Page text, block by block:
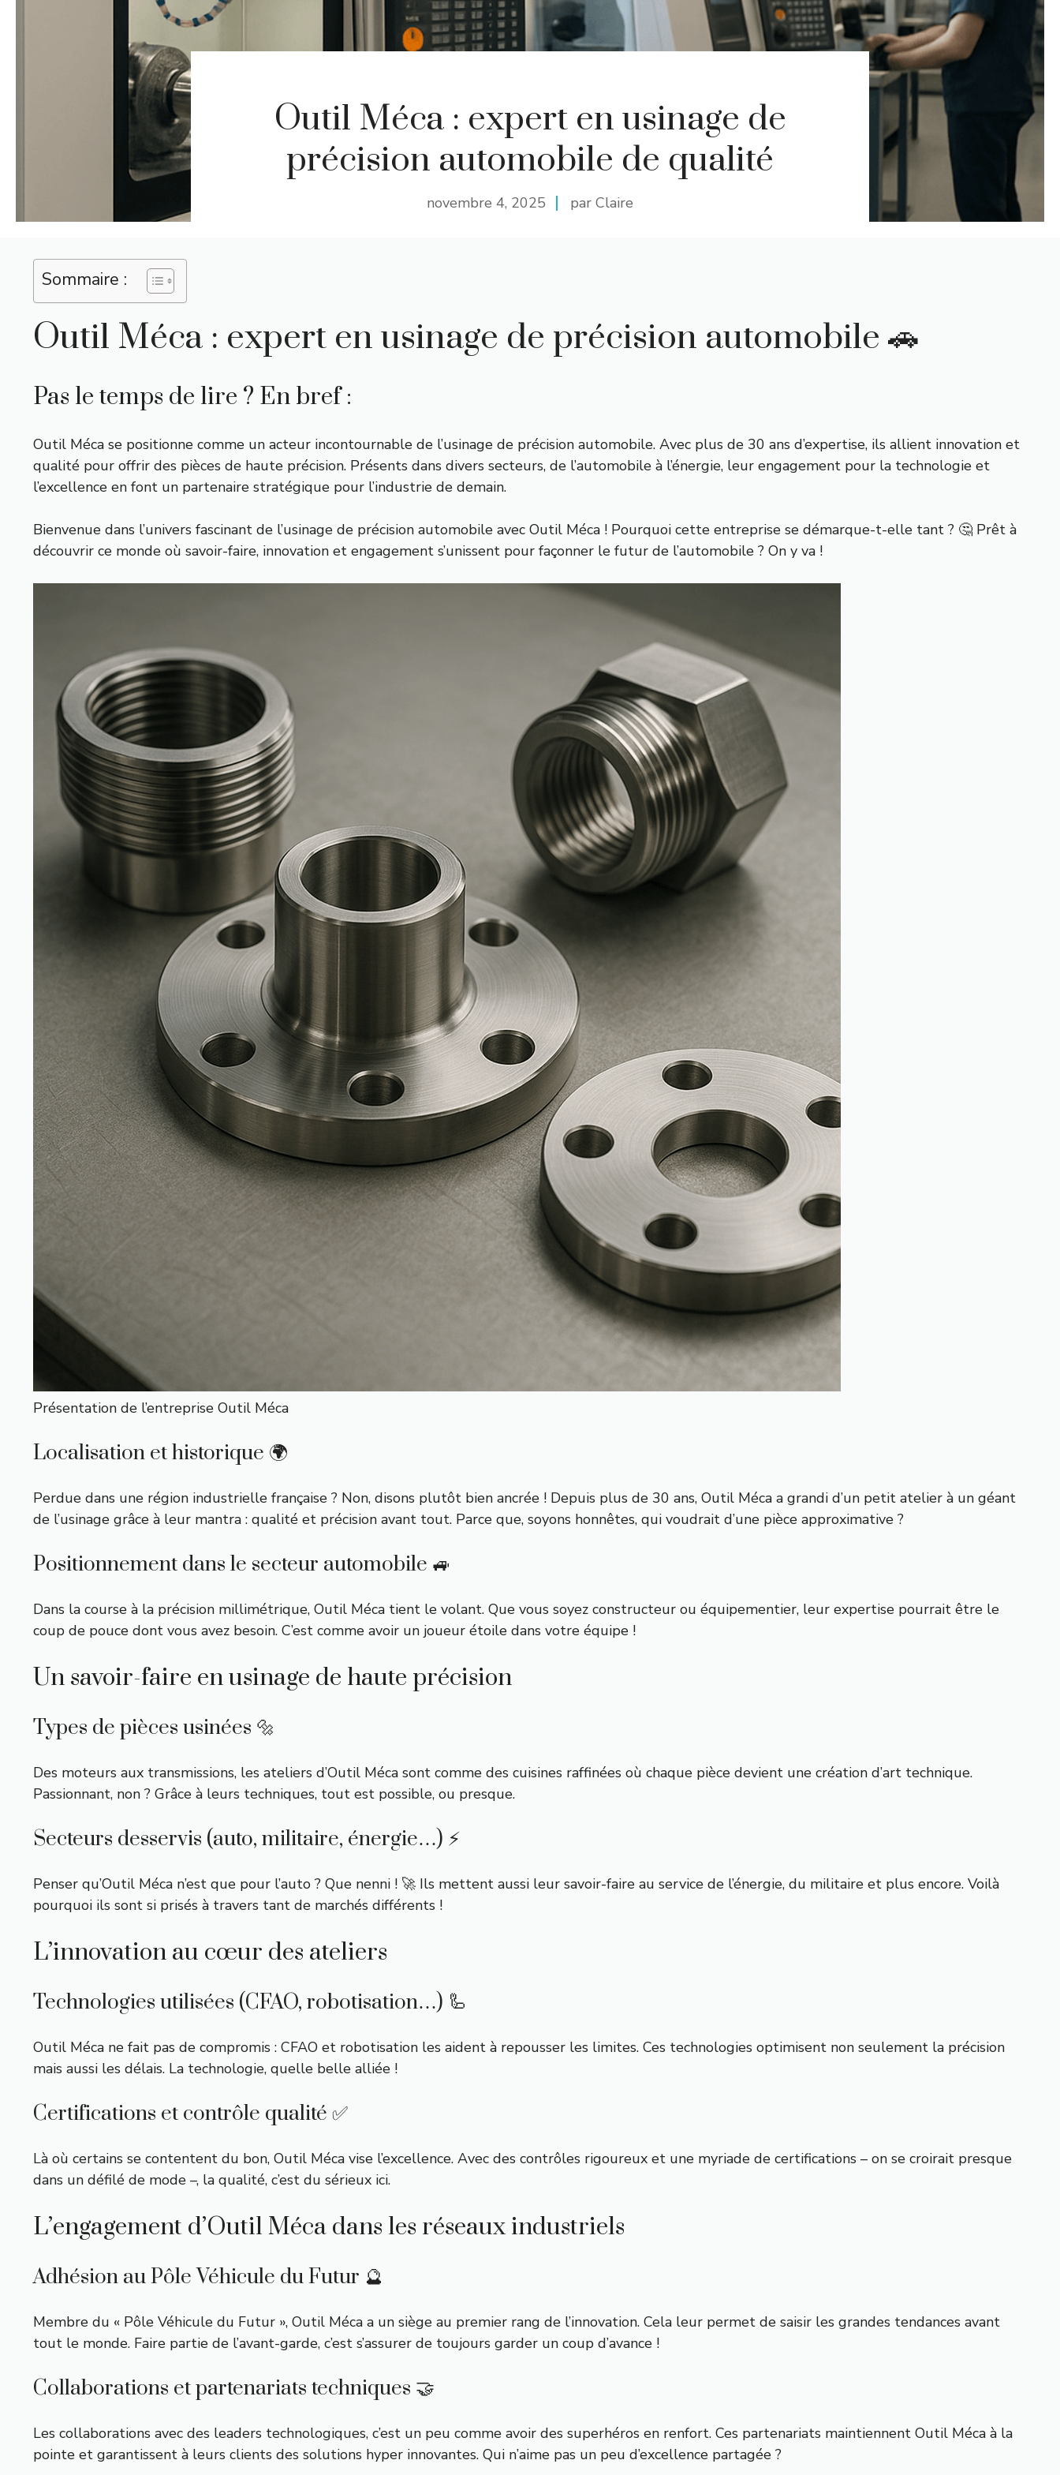
Outil Méca : expert en usinage de
précision automobile de qualité
novembre 4, 2025 par Claire
Sommaire :
Outil Méca : expert en usinage de précision automobile 🚗
Pas le temps de lire ? En bref :
Outil Méca se positionne comme un acteur incontournable de l’usinage de précision automobile. Avec plus de 30 ans d’expertise, ils allient innovation et
qualité pour offrir des pièces de haute précision. Présents dans divers secteurs, de l’automobile à l’énergie, leur engagement pour la technologie et
l’excellence en font un partenaire stratégique pour l’industrie de demain.
Bienvenue dans l’univers fascinant de l’usinage de précision automobile avec Outil Méca ! Pourquoi cette entreprise se démarque-t-elle tant ? 🤔 Prêt à
découvrir ce monde où savoir-faire, innovation et engagement s’unissent pour façonner le futur de l’automobile ? On y va !
Présentation de l’entreprise Outil Méca
Localisation et historique 🌍
Perdue dans une région industrielle française ? Non, disons plutôt bien ancrée ! Depuis plus de 30 ans, Outil Méca a grandi d’un petit atelier à un géant
de l’usinage grâce à leur mantra : qualité et précision avant tout. Parce que, soyons honnêtes, qui voudrait d’une pièce approximative ?
Positionnement dans le secteur automobile 🚙
Dans la course à la précision millimétrique, Outil Méca tient le volant. Que vous soyez constructeur ou équipementier, leur expertise pourrait être le
coup de pouce dont vous avez besoin. C’est comme avoir un joueur étoile dans votre équipe !
Un savoir-faire en usinage de haute précision
Types de pièces usinées 🔩
Des moteurs aux transmissions, les ateliers d’Outil Méca sont comme des cuisines raffinées où chaque pièce devient une création d’art technique.
Passionnant, non ? Grâce à leurs techniques, tout est possible, ou presque.
Secteurs desservis (auto, militaire, énergie…) ⚡️
Penser qu’Outil Méca n’est que pour l’auto ? Que nenni ! 🚀 Ils mettent aussi leur savoir-faire au service de l’énergie, du militaire et plus encore. Voilà
pourquoi ils sont si prisés à travers tant de marchés différents !
L’innovation au cœur des ateliers
Technologies utilisées (CFAO, robotisation…) 🦾
Outil Méca ne fait pas de compromis : CFAO et robotisation les aident à repousser les limites. Ces technologies optimisent non seulement la précision
mais aussi les délais. La technologie, quelle belle alliée !
Certifications et contrôle qualité ✅
Là où certains se contentent du bon, Outil Méca vise l’excellence. Avec des contrôles rigoureux et une myriade de certifications – on se croirait presque
dans un défilé de mode –, la qualité, c’est du sérieux ici.
L’engagement d’Outil Méca dans les réseaux industriels
Adhésion au Pôle Véhicule du Futur 🔮
Membre du « Pôle Véhicule du Futur », Outil Méca a un siège au premier rang de l’innovation. Cela leur permet de saisir les grandes tendances avant
tout le monde. Faire partie de l’avant-garde, c’est s’assurer de toujours garder un coup d’avance !
Collaborations et partenariats techniques 🤝
Les collaborations avec des leaders technologiques, c’est un peu comme avoir des superhéros en renfort. Ces partenariats maintiennent Outil Méca à la
pointe et garantissent à leurs clients des solutions hyper innovantes. Qui n’aime pas un peu d’excellence partagée ?